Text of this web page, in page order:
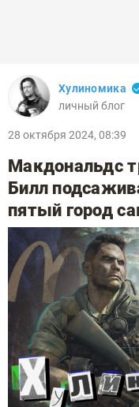
Хулиномика
личный блог
28 октября 2024, 08:39
Макдональдс
Билл
пятый город